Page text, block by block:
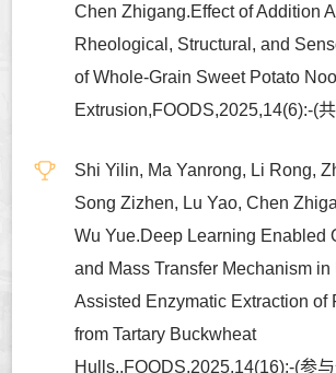
Chen Zhigang.Effect of Addition
Rheological, Structural, and
of Whole-Grain Sweet Potato
Extrusion,FOODS,2025,14(6):-(
Shi Yilin, Ma Yanrong, Li Rong,
Song Zizhen, Lu Yao, Chen
Wu Yue.Deep Learning Enabled
and Mass Transfer Mechanism
Assisted Enzymatic Extraction of
from Tartary Buckwheat
Hulls.,FOODS,2025,14(16):-(参